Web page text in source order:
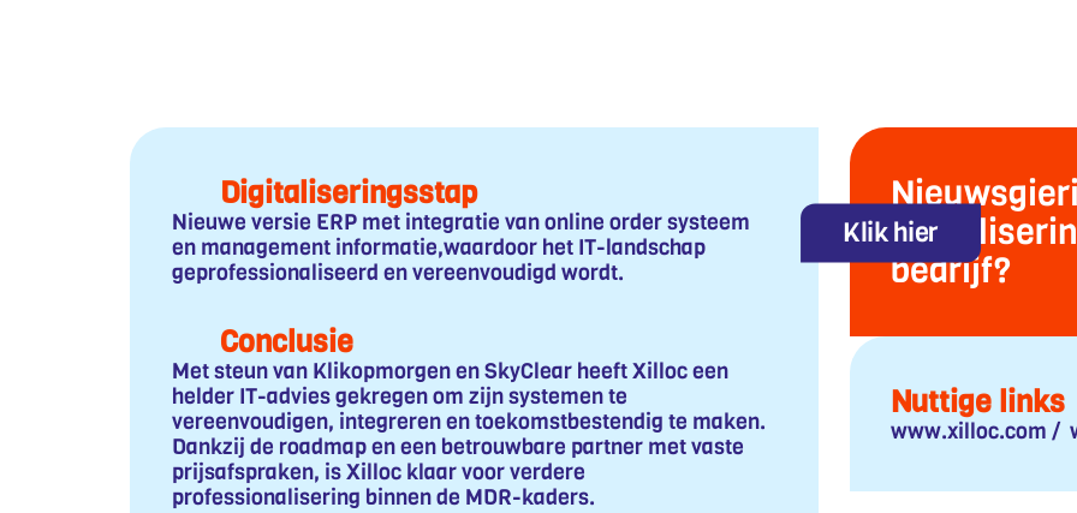
Digitaliseringsstap
Nieuwe versie ERP met integratie van online order systeem
en management informatie,waardoor het IT-landschap
geprofessionaliseerd en vereenvoudigd wordt.
Conclusie
Met steun van Klikopmorgen en SkyClear heeft Xilloc een
helder IT-advies gekregen om zijn systemen te
vereenvoudigen, integreren en toekomstbestendig te maken.
Dankzij de roadmap en een betrouwbare partner met vaste
prijsafspraken, is Xilloc klaar voor verdere
professionalisering binnen de MDR-kaders.
Klik hier
bedrijf?
Nuttige links
www.xilloc.com /